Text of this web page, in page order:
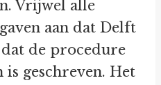
Vrijwel alle
aan dat Delft
de procedure
geschreven. Het